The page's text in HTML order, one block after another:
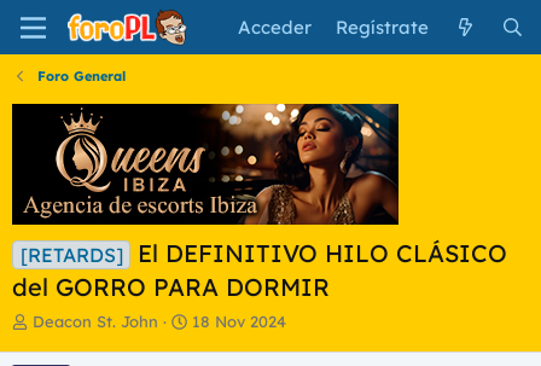
Acceder Regístrate
Foro General
[RETARDS]
El DEFINITIVO HILO CLÁSICO
del GORRO PARA DORMIR
IDeacon St. John
F18 Nov 2024